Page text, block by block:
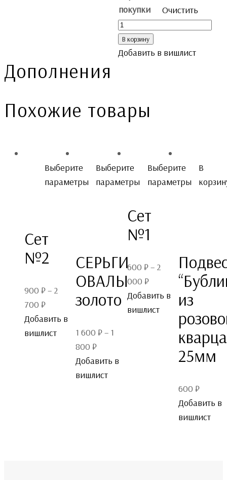
покупки
Очистить
Количество
В корзину
Добавить в вишлист
Дополнения
Похожие товары
Выберите
параметры
Сет
№2
900 ₽– 2
700 ₽
Добавить в
вишлист
Выберите
параметры
СЕРЬГИ
ОВАЛЫ
золото
1 600₽– 1
800₽
Добавить в
вишлист
Выберите
параметры
Сет
№1
600 ₽– 2
000 ₽
Добавить в
вишлист
В
из
кварца
25мм
600 ₽
Добавить в
вишлист